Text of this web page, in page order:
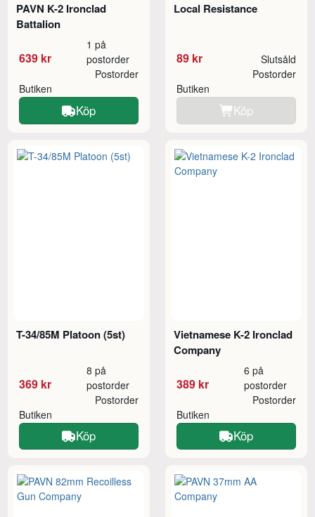
PAVN K-2 Ironclad
Battalion
639 kr
1 på
postorder
Butiken
Postorder
Köp
Local Resistance
89 kr Slutsåld
Butiken
Postorder
Köp
T-34/85M Platoon (5st)
369 kr
8 på
postorder
Butiken
Postorder
Köp
Vietnamese K-2 Ironclad
Company
389 kr
6 på
postorder
Butiken
Postorder
Köp